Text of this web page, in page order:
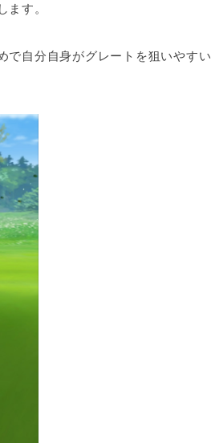
ます。
で自分自身がグレートを狙いやすい